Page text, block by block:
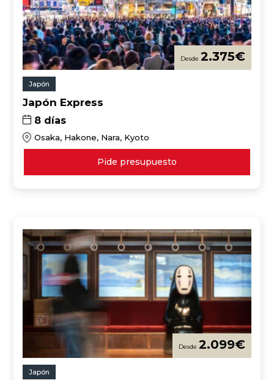
2.375€
Japón
Japón Express
8 días
Osaka, Hakone, Nara, Kyoto
Pide presupuesto
2.099€
Japón